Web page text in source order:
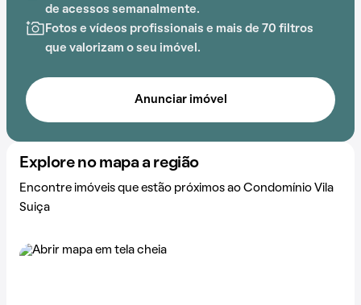
de acessos semanalmente.
Fotos e vídeos profissionais e mais de 70 filtros
que valorizam o seu imóvel.
Anunciar imóvel
Explore no mapa a região
Encontre imóveis que estão próximos ao Condomínio Vila
Suiça